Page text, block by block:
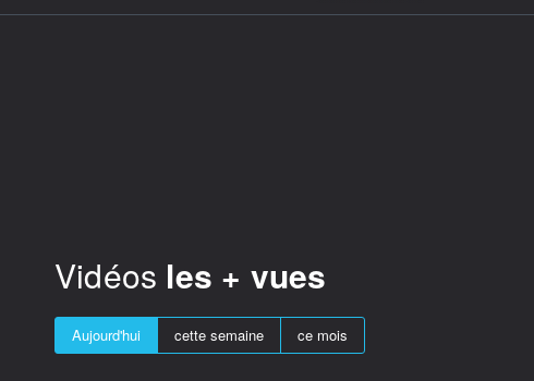
Vidéos les + vues
Aujourd'hui cette semaine ce mois